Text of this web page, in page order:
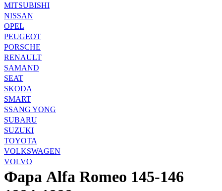
MITSUBISHI
NISSAN
OPEL
PEUGEOT
PORSCHE
RENAULT
SAMAND
SEAT
SKODA
SMART
SSANG YONG
SUBARU
SUZUKI
TOYOTA
VOLKSWAGEN
VOLVO
Фара Alfa Romeo 145-146